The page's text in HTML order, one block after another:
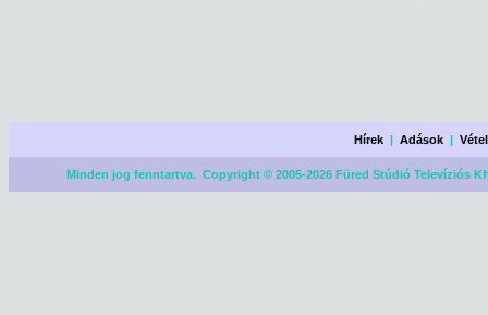
Hírek |Adások |
Minden jog fenntartva. Copyright © 2005-2026 Füred Stúdió Televíziós